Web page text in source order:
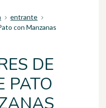
entrante
con Manzanas
DE
PATO